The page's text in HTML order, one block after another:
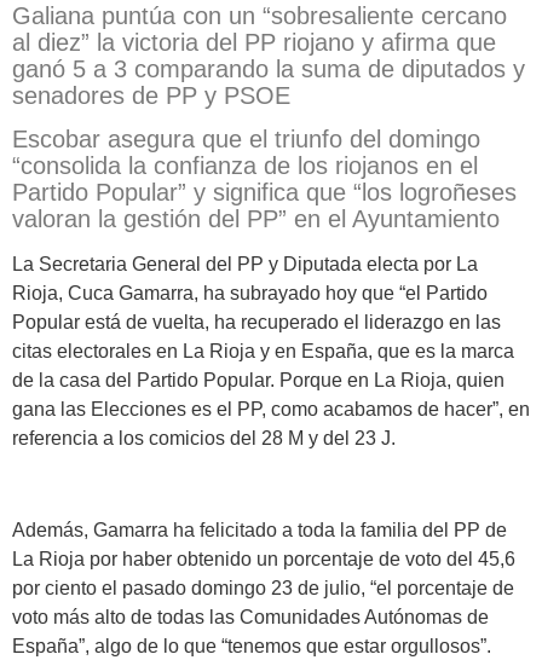
Galiana puntúa con un “sobresaliente cercano
al diez” la victoria del PP riojano y afirma que
ganó 5 a 3 comparando la suma de diputados y
senadores de PP y PSOE
Escobar asegura que el triunfo del domingo
“consolida la confianza de los riojanos en el
Partido Popular” y significa que “los logroñeses
valoran la gestión del PP” en el Ayuntamiento
La Secretaria General del PP y Diputada electa por La
Rioja, Cuca Gamarra, ha subrayado hoy que “el Partido
Popular está de vuelta, ha recuperado el liderazgo en las
citas electorales en La Rioja y en España, que es la marca
de la casa del Partido Popular. Porque en La Rioja, quien
gana las Elecciones es el PP, como acabamos de hacer”, en
referencia a los comicios del 28 M y del 23 J.
Además, Gamarra ha felicitado a toda la familia del PP de
La Rioja por haber obtenido un porcentaje de voto del 45,6
por ciento el pasado domingo 23 de julio, “el porcentaje de
voto más alto de todas las Comunidades Autónomas de
España”, algo de lo que “tenemos que estar orgullosos”.